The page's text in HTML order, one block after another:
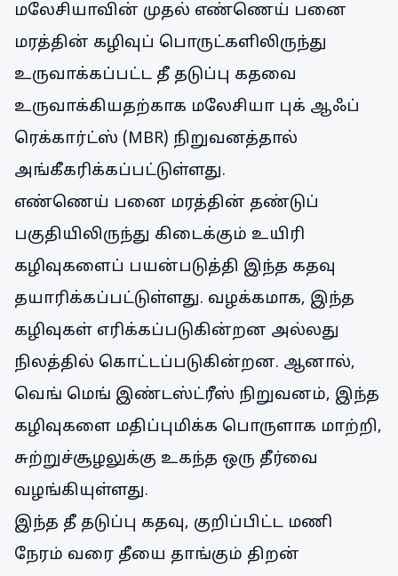
மலேசியாவின் முதல் எண்ணெய் பனை
மரத்தின் கழிவுப் பொருட்களிலிருந்து
உருவாக்கப்பட்ட தீ தடுப்பு கதவை
உருவாக்கியதற்காக மலேசியா புக் ஆஃப்
ரெக்கார்ட்ஸ் (MBR) நிறுவனத்தால்
அங்கீகரிக்கப்பட்டுள்ளது.
எண்ணெய் பனை மரத்தின் தண்டுப்
பகுதியிலிருந்து கிடைக்கும் உயிரி
கழிவுகளைப் பயன்படுத்தி இந்த கதவு
தயாரிக்கப்பட்டுள்ளது. வழக்கமாக, இந்த
கழிவுகள் எரிக்கப்படுகின்றன அல்லது
நிலத்தில் கொட்டப்படுகின்றன. ஆனால்,
வெங் மெங் இண்டஸ்ட்ரீஸ் நிறுவனம், இந்த
கழிவுகளை மதிப்புமிக்க பொருளாக மாற்றி,
சுற்றுச்சூழலுக்கு உகந்த ஒரு தீர்வை
வழங்கியுள்ளது.
இந்த தீ தடுப்பு கதவு, குறிப்பிட்ட மணி
நேரம் வரை தீயை தாங்கும் திறன்